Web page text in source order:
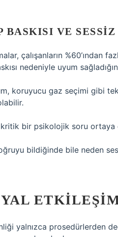
BASKISI VE
çalışanların %60’ından
nedeniyle uyum
koruyucu gaz seçimi gibi
bir psikolojik soru ortaya
bildiğinde bile neden
yalnızca prosedürlerden